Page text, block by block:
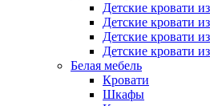
Детские кровати
Детские кровати
Детские кровати
Детские кровати
Белая мебель
Кровати
Шкафы